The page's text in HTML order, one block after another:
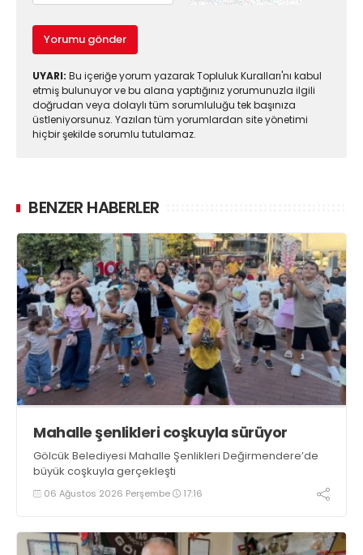
Yorumu gönder
UYARI: Bu içeriğe yorum yazarak Topluluk Kuralları'nı kabul
etmiş bulunuyor ve bu alana yaptığınız yorumunuzla ilgili
doğrudan veya dolaylı tüm sorumluluğu tek başınıza
üstleniyorsunuz. Yazılan tüm yorumlardan site yönetimi
hiçbir şekilde sorumlu tutulamaz.
BENZER HABERLER
Mahalle şenlikleri coşkuyla sürüyor
Gölcük Belediyesi Mahalle Şenlikleri Değirmendere’de
büyük coşkuyla gerçekleşti
06 Ağustos 2026 Perşembe 17:16